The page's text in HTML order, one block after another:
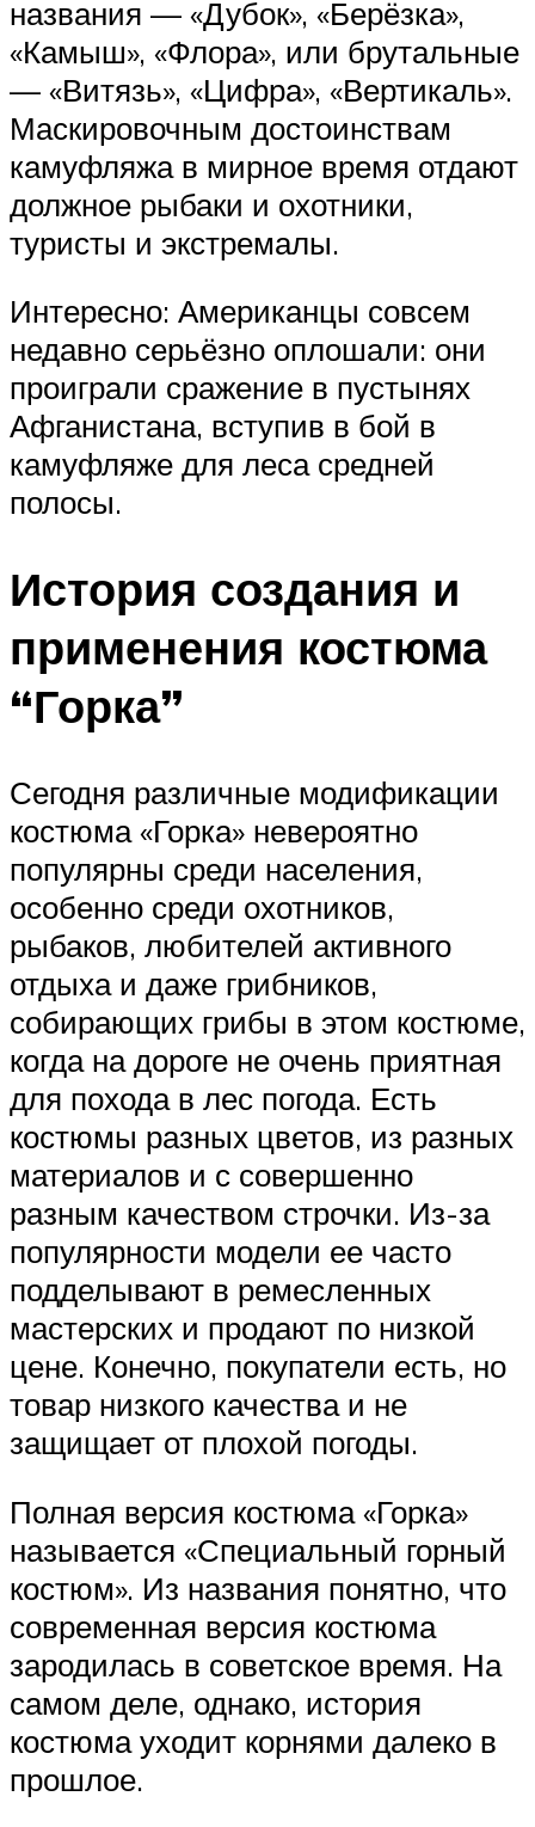
названия — «Дубок», «Берёзка»,
«Камыш», «Флора», или брутальные
— «Витязь», «Цифра», «Вертикаль».
Маскировочным достоинствам
камуфляжа в мирное время отдают
должное рыбаки и охотники,
туристы и экстремалы.
Интересно: Американцы совсем
недавно серьёзно оплошали: они
проиграли сражение в пустынях
Афганистана, вступив в бой в
камуфляже для леса средней
полосы.
История создания и
применения костюма
“Горка”
Сегодня различные модификации
костюма «Горка» невероятно
популярны среди населения,
особенно среди охотников,
рыбаков, любителей активного
отдыха и даже грибников,
собирающих грибы в этом костюме,
когда на дороге не очень приятная
для похода в лес погода. Есть
костюмы разных цветов, из разных
материалов и с совершенно
разным качеством строчки. Из-за
популярности модели ее часто
подделывают в ремесленных
мастерских и продают по низкой
цене. Конечно, покупатели есть, но
товар низкого качества и не
защищает от плохой погоды.
Полная версия костюма «Горка»
называется «Специальный горный
костюм». Из названия понятно, что
современная версия костюма
зародилась в советское время. На
самом деле, однако, история
костюма уходит корнями далеко в
прошлое.